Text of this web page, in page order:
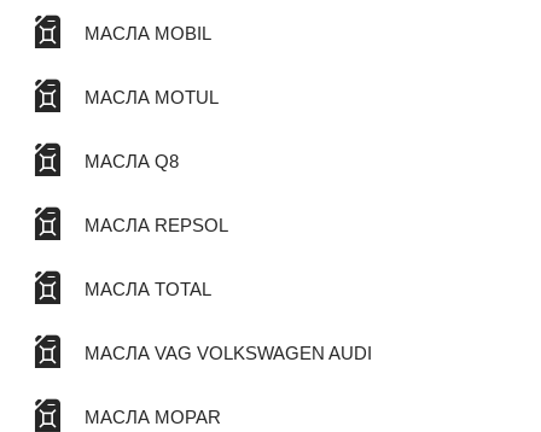
МАСЛА MOBIL
МАСЛА MOTUL
МАСЛА Q8
МАСЛА REPSOL
МАСЛА TOTAL
МАСЛА VAG VOLKSWAGEN AUDI
МАСЛА MOPAR